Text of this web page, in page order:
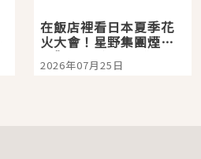
在飯店裡看日本夏季花
火大會！星野集團煙火
景觀飯店6選，讓你不用
人擠人悠閒欣賞
2026年07月25日